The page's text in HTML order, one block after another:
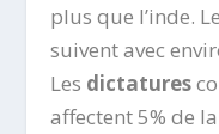
plus que l’inde.
suivent avec
Les dictatures
affectent 5% de